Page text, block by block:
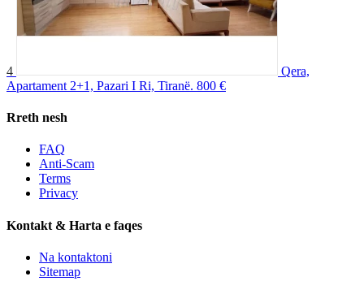
4
Qera,
Apartament 2+1, Pazari I Ri, Tiranë. 800 €
Rreth nesh
FAQ
Anti-Scam
Terms
Privacy
Kontakt & Harta e faqes
Na kontaktoni
Sitemap